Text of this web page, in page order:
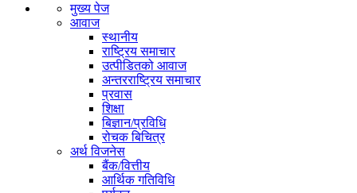
मुख्य पेज
आवाज
स्थानीय
राष्ट्रिय समाचार
उत्पीडितको आवाज
अन्तरराष्ट्रिय समाचार
प्रवास
शिक्षा
बिज्ञान/प्रविधि
रोचक बिचित्र
अर्थ विजनेस
बैंक/वित्तीय
आर्थिक गतिविधि